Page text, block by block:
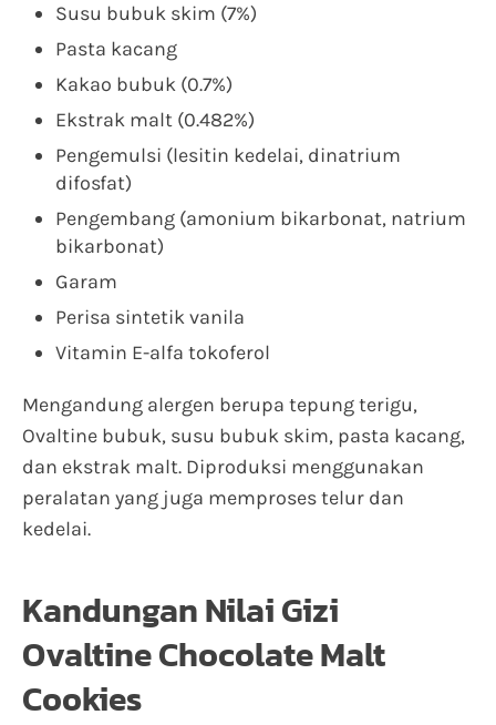
Susu bubuk skim (7%)
Pasta kacang
Kakao bubuk (0.7%)
Ekstrak malt (0.482%)
Pengemulsi (lesitin kedelai, dinatrium
difosfat)
Pengembang (amonium bikarbonat, natrium
bikarbonat)
Garam
Perisa sintetik vanila
Vitamin E-alfa tokoferol
Mengandung alergen berupa tepung terigu,
Ovaltine bubuk, susu bubuk skim, pasta kacang,
dan ekstrak malt. Diproduksi menggunakan
peralatan yang juga memproses telur dan
kedelai.
Kandungan Nilai Gizi
Ovaltine Chocolate Malt
Cookies